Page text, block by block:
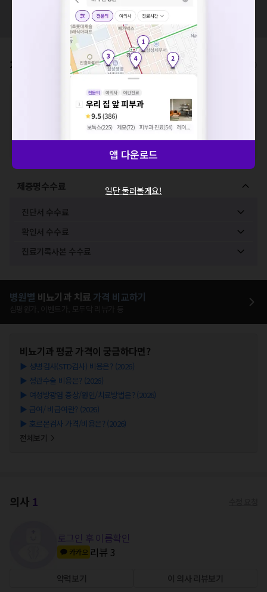
혹시 잘못된 병원정보가 있나요?
모두닥 팀에 알려주세요!
가격표 비급여/급여 진료란?
추가비용 등으로 실제 가격과 상이할 수 있으니, 정확
한 가격은 해당 의료기관에 직접 문의해주세요.
건강보험심사평가원
에 고지되어 있는 급여 진료 기준 가
격입니다. (진료와 연관된 복합적인 비용이 추가되어, 병원마다 금액이 다르게
VAT 포함
제증명수수료
진단서 수수료
확인서 수수료
진료기록사본 수수료
병원별 비뇨기과 치료 가격 비교하기
비뇨기과 평균 가격이 궁금하다면?
▶ 성병검사(STD검사) 비용은? (2026)
▶ 정관수술 비용은? (2026)
▶ 여성방광염 증상/원인/치료방법은? (2026)
▶ 급여/ 비급여란? (2026)
▶ 호르몬검사 가격/비용은? (2026)
전체보기
의사 1
로그인 후 이름확인
카카오 리뷰 3
약력보기 이 의사 리뷰보기
요청하신 작업을 처리하지 못했습니다.
네트워크 또는 서버의 일시적인 오류로, 잠시 후 다시 시도해주
세요. 지속적으로 문제가 발생할 경우 모두닥 채널톡으로 문의
앱 다운로드
일단 둘러볼게요!